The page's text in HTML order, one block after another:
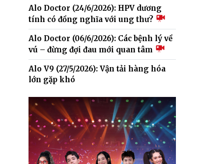
Alo Doctor (24/6/2026): HPV dương
tính có đồng nghĩa với ung thư?
Alo Doctor (06/6/2026): Các bệnh lý về
vú – đừng đợi đau mới quan tâm
Alo V9 (27/5/2026): Vận tải hàng hóa
lớn gặp khó